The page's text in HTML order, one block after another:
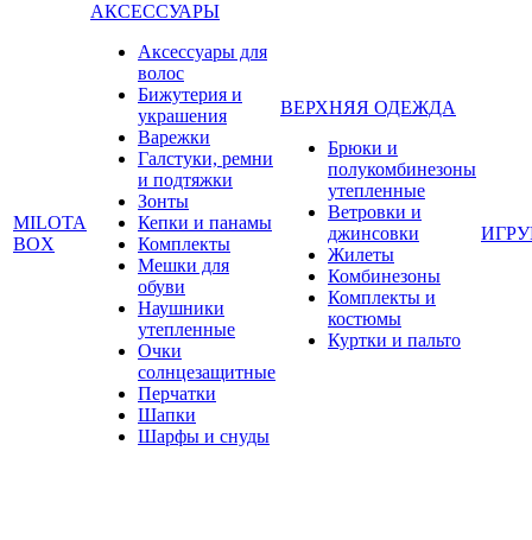
MILOTA
BOX
АКСЕССУАРЫ
Аксессуары для
волос
Бижутерия и
украшения
Варежки
Галстуки, ремни
и подтяжки
Зонты
Кепки и панамы
Комплекты
Мешки для
обуви
Наушники
утепленные
Очки
солнцезащитные
Перчатки
Шапки
Шарфы и снуды
ВЕРХНЯЯ ОДЕЖДА
Брюки и
полукомбинезоны
утепленные
Ветровки и
джинсовки
Жилеты
Комбинезоны
Комплекты и
костюмы
Куртки и пальто